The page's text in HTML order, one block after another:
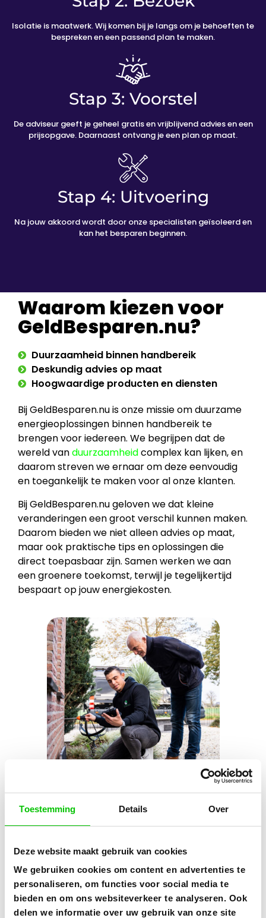
Toestemming Details Over
Deze website maakt gebruik van cookies
We gebruiken cookies om content en advertenties te
personaliseren, om functies voor social media te
bieden en om ons websiteverkeer te analyseren. Ook
delen we informatie over uw gebruik van onze site
Isolatie is maatwerk. Wij komen bij je langs om je behoeften te
bespreken en een passend plan te maken.
Stap 3: Voorstel
De adviseur geeft je geheel gratis en vrijblijvend advies en een
prijsopgave. Daarnaast ontvang je een plan op maat.
Stap 4: Uitvoering
Na jouw akkoord wordt door onze specialisten geïsoleerd en
kan het besparen beginnen.
Waarom kiezen voor
GeldBesparen.nu?
Duurzaamheid binnen handbereik
Deskundig advies op maat
Hoogwaardige producten en diensten
Bij GeldBesparen.nu is onze missie om duurzame
energieoplossingen binnen handbereik te
brengen voor iedereen. We begrijpen dat de
wereld vanduurzaamheidcomplex kan lijken, en
daarom streven we ernaar om deze eenvoudig
en toegankelijk te maken voor al onze klanten.
Bij GeldBesparen.nu geloven we dat kleine
veranderingen een groot verschil kunnen maken.
Daarom bieden we niet alleen advies op maat,
maar ook praktische tips en oplossingen die
direct toepasbaar zijn. Samen werken we aan
een groenere toekomst, terwijl je tegelijkertijd
bespaart op jouw energiekosten.
Wat anderen over ons zeggen